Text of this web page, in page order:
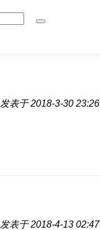
发表于 2018-3-30 23:26
发表于 2018-4-13 02:47